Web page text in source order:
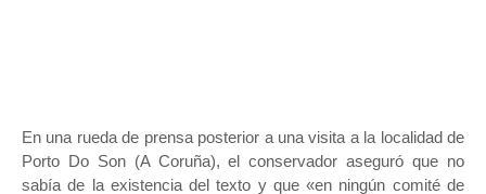
En una rueda de prensa posterior a una visita a la localidad de
Porto Do Son (A Coruña), el conservador aseguró que no
sabía de la existencia del texto y que «en ningún comité de